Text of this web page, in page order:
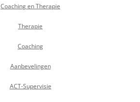
Coaching en Therapie
Therapie
Coaching
Aanbevelingen
ACT-Supervisie